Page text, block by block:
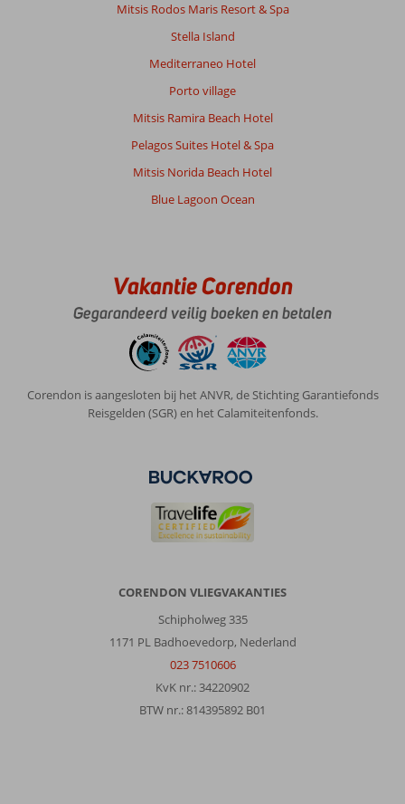
Mitsis Rodos Maris Resort & Spa
Stella Island
Mediterraneo Hotel
Porto village
Mitsis Ramira Beach Hotel
Pelagos Suites Hotel & Spa
Mitsis Norida Beach Hotel
Blue Lagoon Ocean
Vakantie Corendon
Gegarandeerd veilig boeken en betalen
Corendon is aangesloten bij het ANVR, de Stichting Garantiefonds
Reisgelden (SGR) en het Calamiteitenfonds.
CORENDON VLIEGVAKANTIES
Schipholweg 335
1171 PL Badhoevedorp, Nederland
023 7510606
KvK nr.: 34220902
BTW nr.: 814395892 B01